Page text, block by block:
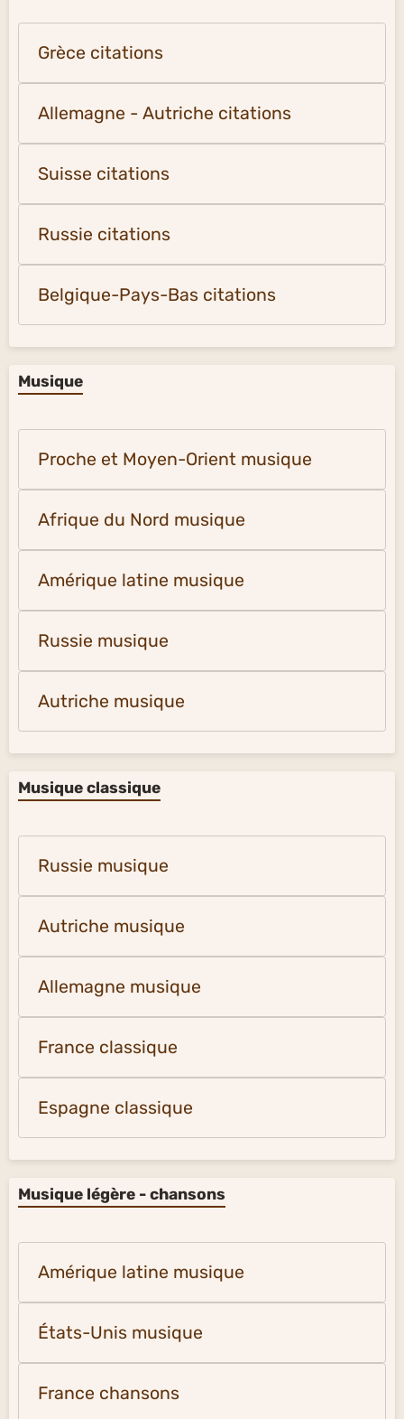
Grèce citations
Allemagne - Autriche citations
Suisse citations
Russie citations
Belgique-Pays-Bas citations
Musique
Proche et Moyen-Orient musique
Afrique du Nord musique
Amérique latine musique
Russie musique
Autriche musique
Musique classique
Russie musique
Autriche musique
Allemagne musique
France classique
Espagne classique
Musique légère - chansons
Amérique latine musique
États-Unis musique
France chansons